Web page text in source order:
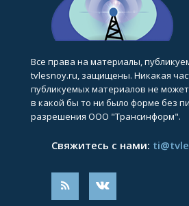
Все права на материалы,
tvlesnoy.ru, защищены. Никакая
публикуемых материалов не
в какой бы то ни было форме без
разрешения ООО "Трансинформ".
Свяжитесь с нами: